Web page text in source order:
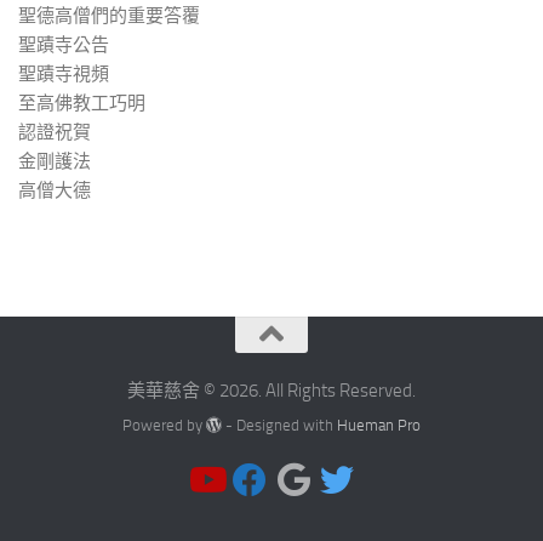
聖德高僧們的重要答覆
聖蹟寺公告
聖蹟寺視頻
至高佛教工巧明
認證祝賀
金剛護法
高僧大德
美華慈舍 © 2026. All Rights Reserved.
Powered by - Designed with Hueman Pro